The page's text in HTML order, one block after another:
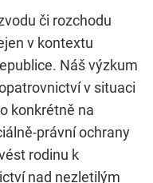
či rozchodu
v kontextu
Náš výzkum
v situaci
konkrétně na
právní ochrany
rodinu k
nad nezletilým